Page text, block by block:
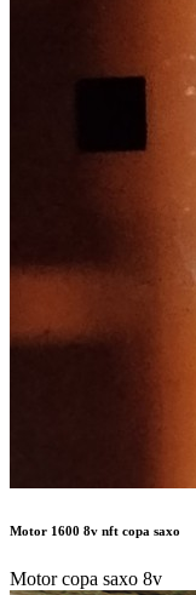
Motor 1600 8v nft copa saxo
Motor copa saxo 8v